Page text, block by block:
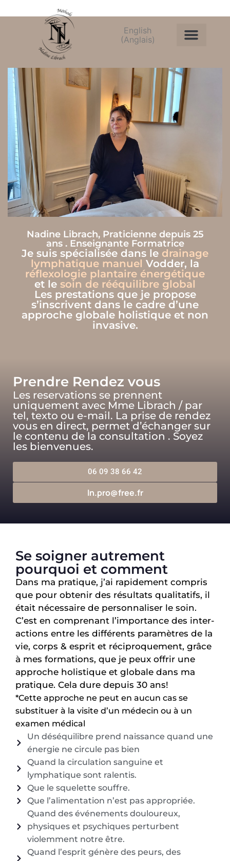
English
(Anglais)
Nadine Librach, Praticienne depuis 25
ans . Enseignante Formatrice
Je suis spécialisée dans le drainage
lymphatique manuel Vodder, la
réflexologie plantaire énergétique
et le soin de rééquilibre global
Les prestationsque je propose
s’inscrivent dans le cadre d’une
approche globale holistique et non
invasive.
Prendre Rendez vous
Les reservations se prennent
uniquement avec Mme Librach / par
tel, texto ou e-mail. La prise de rendez
vous en direct, permet d’échanger sur
le contenu de la consultation . Soyez
les bienvenues.
06 09 38 66 42
ln.pro@free.fr
Se soigner autrement
pourquoi et comment
Dans ma pratique, j’ai rapidement compris
que pour obtenir des résultats qualitatifs, il
était nécessaire de personnaliser le soin.
C’est en comprenant l’importance des inter-
actions entre les différents paramètres de la
vie, corps & esprit et réciproquement, grâce
à mes formations, que je peux offrir une
approche holistique et globale dans ma
pratique. Cela dure depuis 30 ans!
*Cette approche ne peut en aucun cas se
substituer à la visite d’un médecin ou à un
examen médical
Un déséquilibre prend naissance quand une
énergie ne circule pas bien
Quand la circulation sanguine et
lymphatique sont ralentis.
Que le squelette souffre.
Que l’alimentation n’est pas appropriée.
Quand des événements douloureux,
physiques et psychiques perturbent
violemment notre être.
Quand l’esprit génère des peurs, des